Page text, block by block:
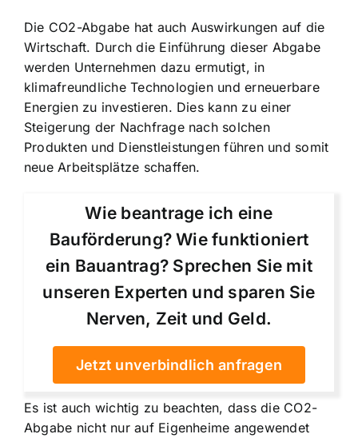
Die CO2-Abgabe hat auch Auswirkungen auf die
Wirtschaft. Durch die Einführung dieser Abgabe
werden Unternehmen dazu ermutigt, in
klimafreundliche Technologien und erneuerbare
Energien zu investieren. Dies kann zu einer
Steigerung der Nachfrage nach solchen
Produkten und Dienstleistungen führen und somit
neue Arbeitsplätze schaffen.
Wie beantrage ich eine
Bauförderung? Wie funktioniert
ein Bauantrag? Sprechen Sie mit
unseren Experten und sparen Sie
Nerven, Zeit und Geld.
Jetzt unverbindlich anfragen
Es ist auch wichtig zu beachten, dass die CO2-
Abgabe nicht nur auf Eigenheime angewendet